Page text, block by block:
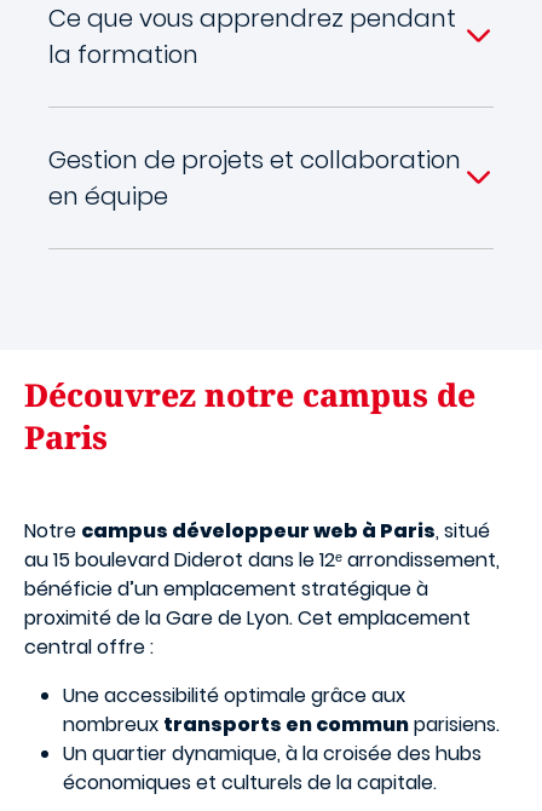
Ce que vous apprendrez pendant
la formation
Gestion de projets et collaboration
en équipe
Découvrez notre campus de
Paris
Notre campus développeur web à Paris, situé
au 15 boulevard Diderot dans le 12ᵉ arrondissement,
bénéficie d’un emplacement stratégique à
proximité de la Gare de Lyon. Cet emplacement
central offre :
Une accessibilité optimale grâce aux
nombreux transports en communparisiens.
Un quartier dynamique, à la croisée des hubs
économiques et culturels de la capitale.